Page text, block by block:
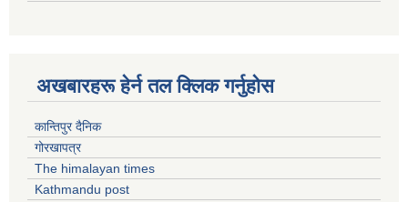
अखबारहरू हेर्न तल क्लिक गर्नुहोस
कान्तिपुर दैनिक
गोरखापत्र
The himalayan times
Kathmandu post